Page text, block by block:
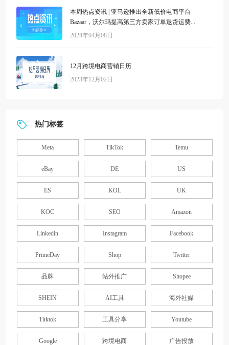
本周热点资讯 | 亚马逊推出全新低价电商平台
Bazaar，沃尔玛提高第三方卖家订单退货运费...
2024年04月08日
12月跨境电商营销日历
2023年12月02日
热门标签
Meta TikTok Temu
eBay DE US
ES KOL UK
KOC SEO Amazon
Linkedin Instagram Facebook
PrimeDay Shop Twitter
品牌 站外推广 Shopee
SHEIN AI工具 海外社媒
Titktok 工具分享 Youtube
Google 跨境电商 广告投放